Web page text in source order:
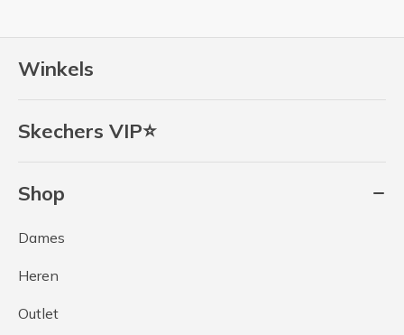
Winkels
Skechers VIP⭐
Shop
Dames
Heren
Outlet